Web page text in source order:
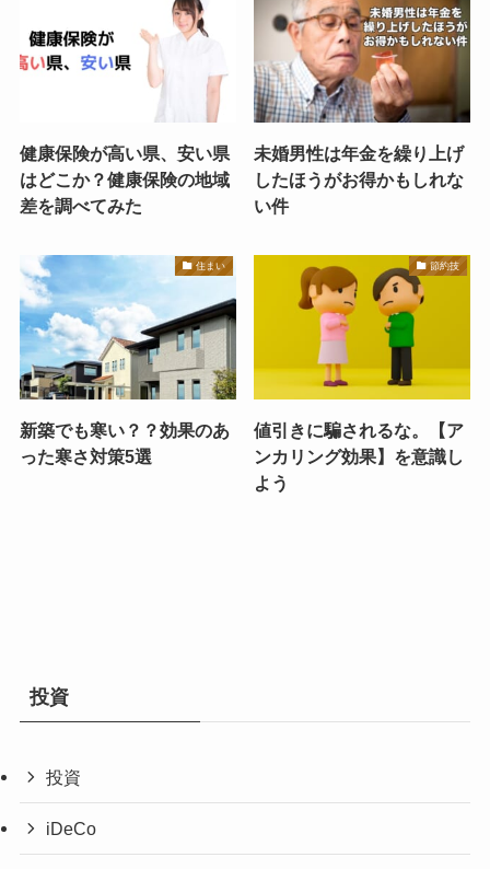
健康保険が高い県、安い県
はどこか？健康保険の地域
差を調べてみた
未婚男性は年金を繰り上げ
したほうがお得かもしれな
い件
住まい
新築でも寒い？？効果のあ
った寒さ対策5選
節約技
値引きに騙されるな。【ア
ンカリング効果】を意識し
よう
投資
投資
iDeCo